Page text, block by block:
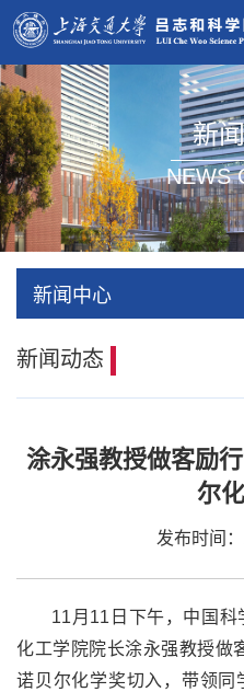
新
NEWS
新闻中心
新闻动态
涂永强教授做客励
尔
发布时间
11月11日下午，中国
化工学院院长涂永强教授做
诺贝尔化学奖切入，带领